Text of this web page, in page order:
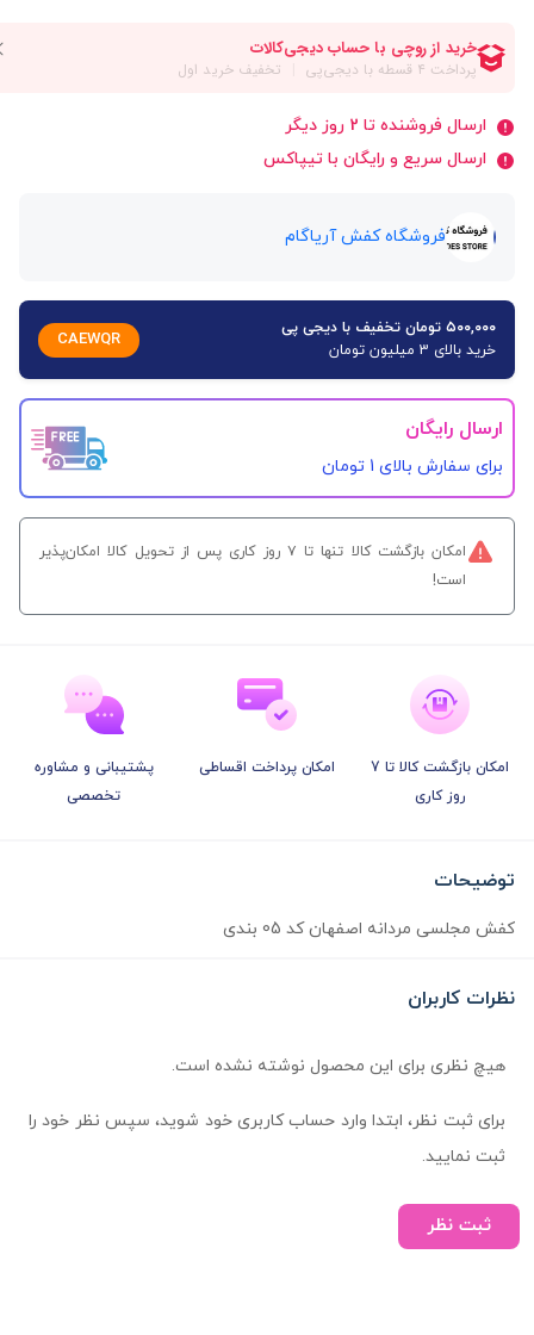
ارسال فروشنده تا 2 روز دیگر
ارسال سریع و رایگان با تیپاکس
فروشگاه کفش آریاگام
۵۰۰,۰۰۰ تومان تخفیف با دیجی پی
خرید بالای 3 میلیون تومان
CAEWQR
ارسال رایگان
برای سفارش‌ بالای 1 تومان
امکان بازگشت کالا تنها تا ۷ روز کاری پس از تحویل کالا امکان‌پذیر
است!
امکان بازگشت کالا تا 7
روز کاری
امکان پرداخت اقساطی
پشتیبانی و مشاوره
تخصصی
توضیحات
کفش مجلسی مردانه اصفهان کد 05 بندی
نظرات کاربران
هیچ نظری برای این محصول نوشته نشده است.
برای ثبت نظر، ابتدا وارد حساب کاربری خود شوید، سپس نظر خود را
ثبت نمایید.
ثبت نظر